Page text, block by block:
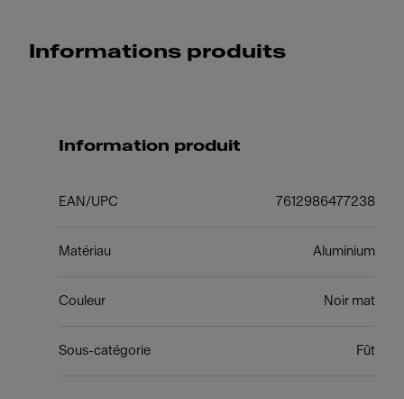
Informations produits
Information produit
EAN/UPC 7612986477238
Matériau Aluminium
Couleur Noir mat
Sous-catégorie Fût